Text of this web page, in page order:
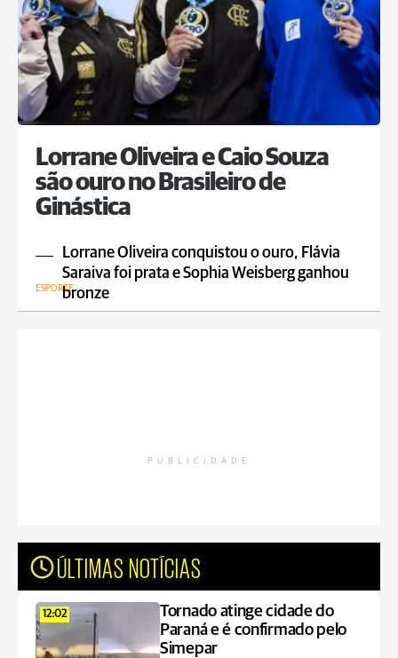
Lorrane Oliveira e Caio Souza
são ouro no Brasileiro de
Ginástica
Lorrane Oliveira conquistou o ouro, Flávia
Saraiva foi prata e Sophia Weisberg ganhou
bronze
ESPORTE
PUBLICIDADE
ÚLTIMAS NOTÍCIAS
12:02
Tornado atinge cidade do
Paraná e é confirmado pelo
Simepar